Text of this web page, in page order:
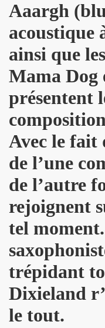
Aaargh
acoustique
ainsi que
Mama Dog
présentent
Avec le fait
de l’une
de l’autre
rejoignent
tel
trépidant
Dixieland
le tout.
12 octobre 2023 a
2022, film de
le 10 mars 2022
par
"AJASPHERE" le
11 janvier 2023 et
("Start Walkin'
concerts
13 octobre 2022 a
11 novembre 2022
le 21 mai
au 11 juin 2022 a
au 4 avril 2022 a